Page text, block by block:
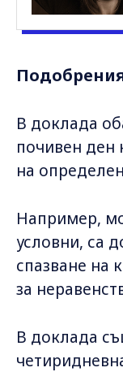
В доклада
почивен ден
на
Например,
условни, са
спазване на
за
В доклада